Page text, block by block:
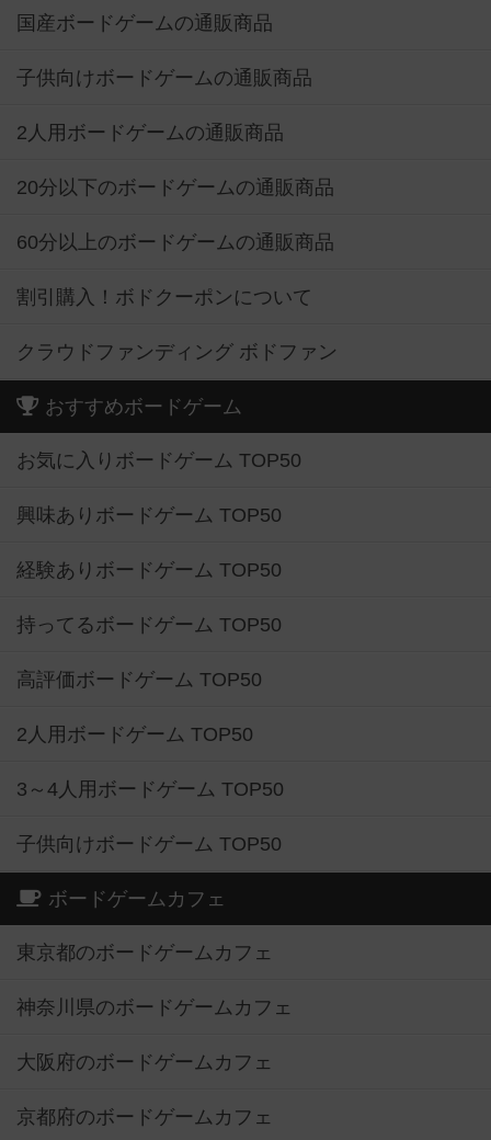
国産ボードゲームの通販商品
子供向けボードゲームの通販商品
2人用ボードゲームの通販商品
20分以下のボードゲームの通販商品
60分以上のボードゲームの通販商品
割引購入！ボドクーポンについて
クラウドファンディング ボドファン
おすすめボードゲーム
お気に入りボードゲーム TOP50
興味ありボードゲーム TOP50
経験ありボードゲーム TOP50
持ってるボードゲーム TOP50
高評価ボードゲーム TOP50
2人用ボードゲーム TOP50
3～4人用ボードゲーム TOP50
子供向けボードゲーム TOP50
ボードゲームカフェ
東京都のボードゲームカフェ
神奈川県のボードゲームカフェ
大阪府のボードゲームカフェ
京都府のボードゲームカフェ